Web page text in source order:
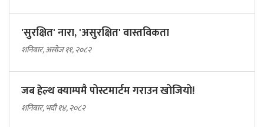
'सुरक्षित' नारा, 'असुरक्षित' वास्तविकता
शनिबार, असोज ११, २०८२
जब हेल्थ क्याम्पमै पोस्टमार्टम गराउन खोजियो!
शनिबार, भदौ १४, २०८२